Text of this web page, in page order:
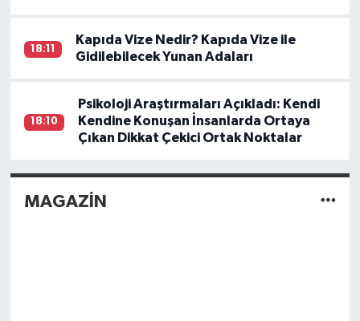
18:11
Kapıda Vize Nedir? Kapıda Vize ile
Gidilebilecek Yunan Adaları
18:10
Psikoloji Araştırmaları Açıkladı: Kendi
Kendine Konuşan İnsanlarda Ortaya
Çıkan Dikkat Çekici Ortak Noktalar
MAGAZİN